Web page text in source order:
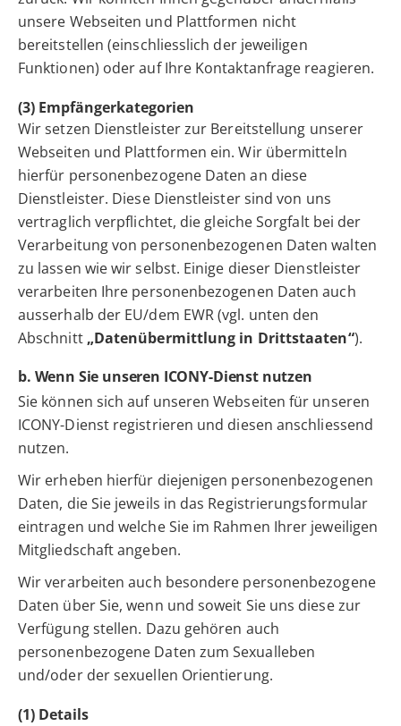
unsere Webseiten und Plattformen nicht
bereitstellen (einschliesslich der jeweiligen
Funktionen) oder auf Ihre Kontaktanfrage reagieren.
(3) Empfängerkategorien
Wir setzen Dienstleister zur Bereitstellung unserer
Webseiten und Plattformen ein. Wir übermitteln
hierfür personenbezogene Daten an diese
Dienstleister. Diese Dienstleister sind von uns
vertraglich verpflichtet, die gleiche Sorgfalt bei der
Verarbeitung von personenbezogenen Daten walten
zu lassen wie wir selbst. Einige dieser Dienstleister
verarbeiten Ihre personenbezogenen Daten auch
ausserhalb der EU/dem EWR (vgl. unten den
Abschnitt „Datenübermittlung in Drittstaaten“).
b. Wenn Sie unseren ICONY-Dienst nutzen
Sie können sich auf unseren Webseiten für unseren
ICONY-Dienst registrieren und diesen anschliessend
nutzen.
Wir erheben hierfür diejenigen personenbezogenen
Daten, die Sie jeweils in das Registrierungsformular
eintragen und welche Sie im Rahmen Ihrer jeweiligen
Mitgliedschaft angeben.
Wir verarbeiten auch besondere personenbezogene
Daten über Sie, wenn und soweit Sie uns diese zur
Verfügung stellen. Dazu gehören auch
personenbezogene Daten zum Sexualleben
und/oder der sexuellen Orientierung.
(1) Details